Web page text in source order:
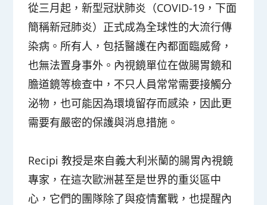
從三月起，新型冠狀肺炎（COVID-19，下面
簡稱新冠肺炎）正式成為全球性的大流行傳
染病。所有人，包括醫護在內都面臨威脅，
也無法置身事外。內視鏡單位在做腸胃鏡和
膽道鏡等檢查中，不只人員常常需要接觸分
泌物，也可能因為環境留存而感染，因此更
需要有嚴密的保護與消息措施。
Recipi 教授是來自義大利米蘭的腸胃內視鏡
專家，在這次歐洲甚至是世界的重災區中
心，它們的團隊除了與疫情奮戰，也提醒內